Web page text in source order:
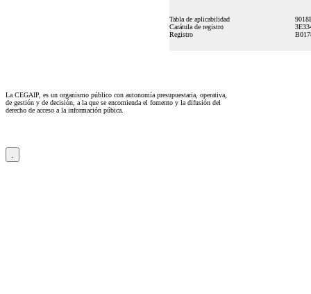
Tabla de aplicabilidad
Carátula de registro
Registro
La CEGAIP, es un organismo público con autonomía presupuestaria, operativa,
de gestión y de decisión, a la que se encomienda el fomento y la difusión del
derecho de acceso a la información púbica.